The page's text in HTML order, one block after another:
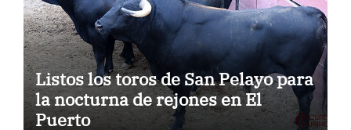
Listos los toros de San Pelayo para
la nocturna de rejones en El
Puerto